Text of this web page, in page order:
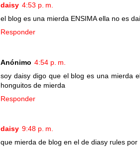
daisy 4:53 p. m.
el blog es una mierda ENSIMA ella no es
Responder
Anónimo 4:54 p. m.
soy daisy digo que el blog es una mierda
honguitos de mierda
Responder
daisy 9:48 p. m.
que mierda de blog en el de diasy rules